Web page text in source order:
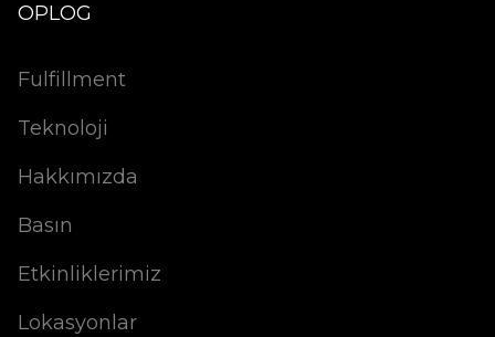
OPLOG
Fulfillment
Teknoloji
Hakkımızda
Basın
Etkinliklerimiz
Lokasyonlar